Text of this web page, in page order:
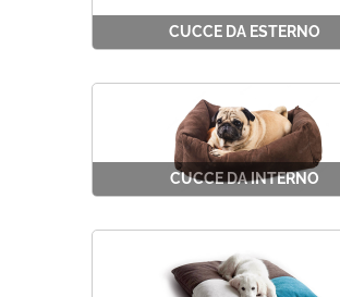
CUCCE DA ESTERNO
CUCCE DA INTERNO